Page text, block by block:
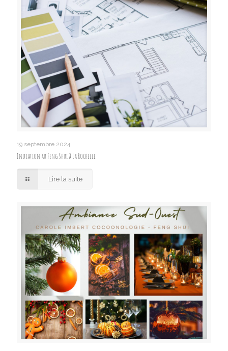
19 septembre 2024
Initiation au Feng Shui à La Rochelle
Lire la suite